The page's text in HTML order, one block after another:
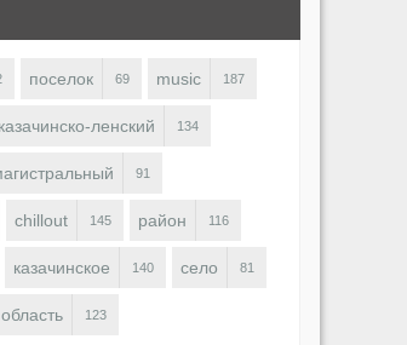
поселок 69 music 187
казачинско-ленский 134
91
chillout 145 район 116
казачинское 140 село 81
область 123